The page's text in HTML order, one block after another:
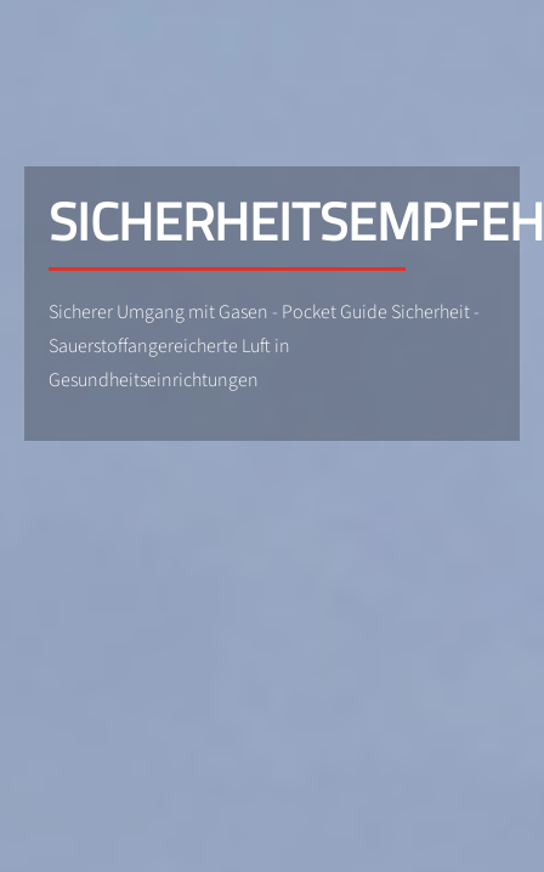
Sicherer Umgang mit Gasen - Pocket Guide Sicherheit -
Sauerstoffangereicherte Luft in
Gesundheitseinrichtungen